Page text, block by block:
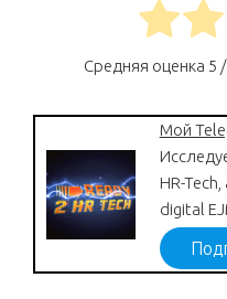
Средняя оценка 5
Мой
HR-
digital